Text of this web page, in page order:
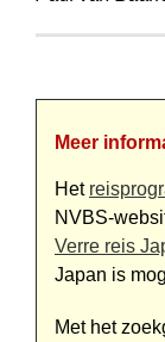
Meer
Het
NVBS-
Verre reis
Japan is
Met het